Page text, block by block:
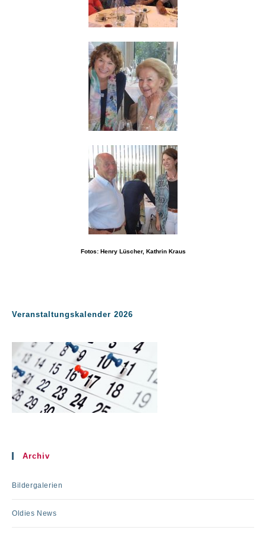
Fotos: Henry Lüscher, Kathrin Kraus
Veranstaltungskalender 2026
Archiv
Bildergalerien
Oldies News